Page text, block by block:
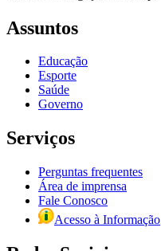
Assuntos
Educação
Esporte
Saúde
Governo
Serviços
Perguntas frequentes
Área de imprensa
Fale Conosco
Acesso à Informação